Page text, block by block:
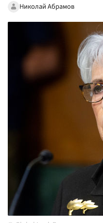
Николай Абрамов